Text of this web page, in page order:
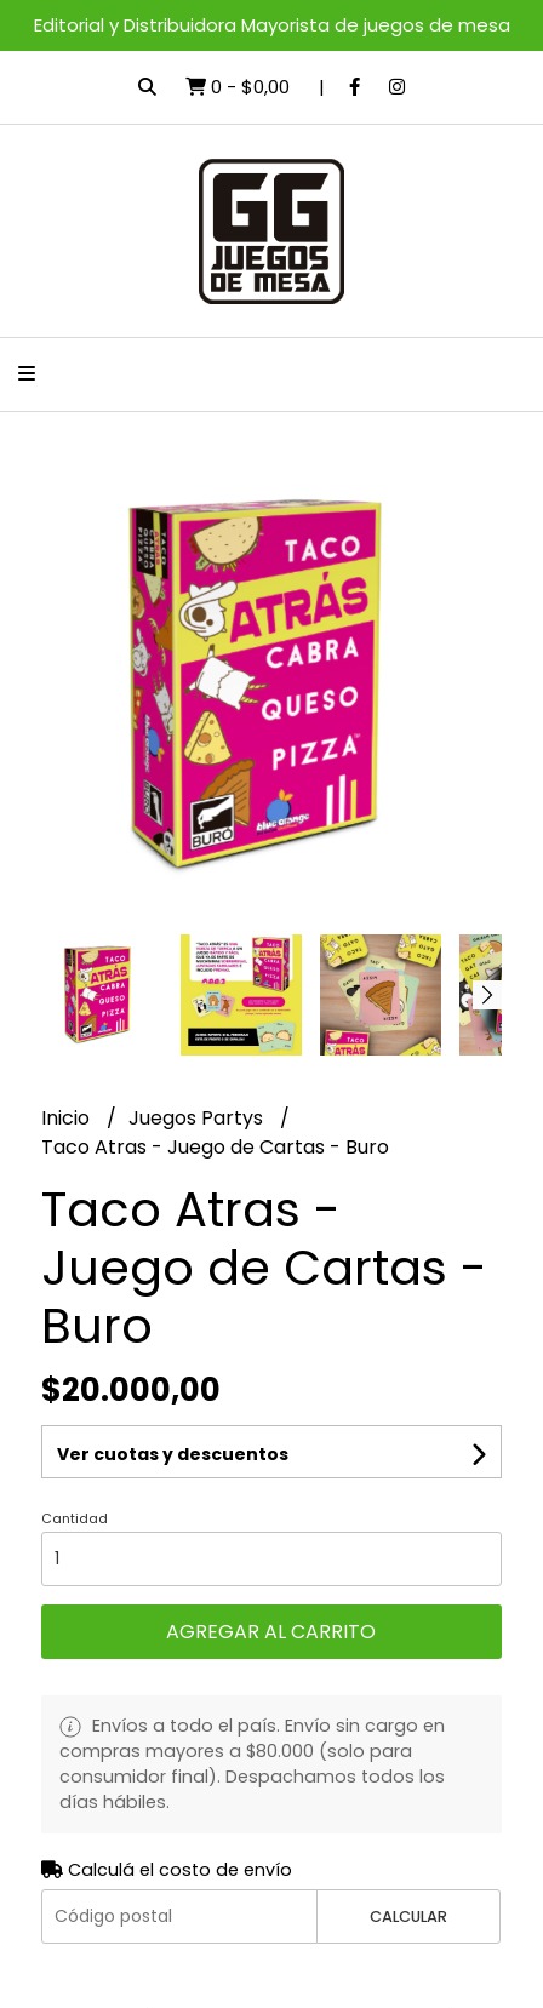
Editorial y Distribuidora Mayorista de juegos de mesa
0 - $0,00
Inicio
Juegos Partys
Taco Atras - Juego de Cartas - Buro
Taco Atras -
Juego de Cartas -
Buro
$20.000,00
Ver cuotas y descuentos
Cantidad
AGREGAR AL CARRITO
Envíos a todo el país. Envío sin cargo en
compras mayores a $80.000 (solo para
consumidor final). Despachamos todos los
días hábiles.
Calculá el costo de envío
CALCULAR